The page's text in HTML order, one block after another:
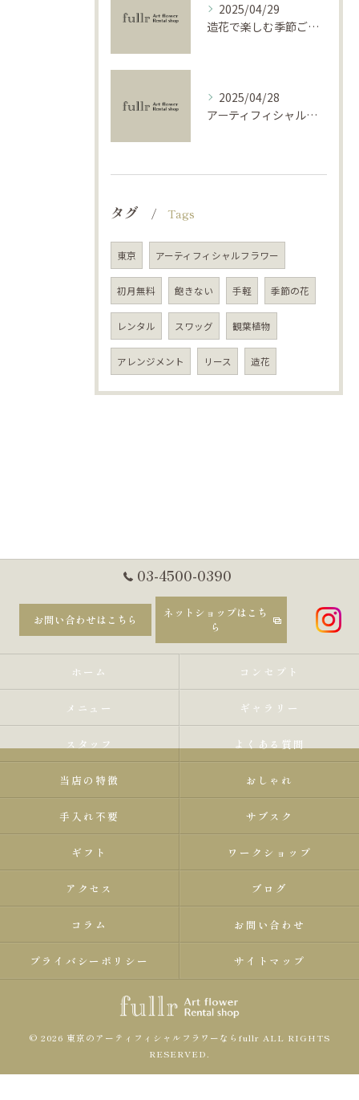
2025/04/29
造花で楽しむ季節ごとのインテリア
2025/04/28
アーティフィシャルフラワーで学ぶ基礎と活用法
タグ Tags
東京 アーティフィシャルフラワー
初月無料 飽きない 手軽 季節の花
レンタル スワッグ 観葉植物
アレンジメント リース 造花
03-4500-0390
お問い合わせはこちら
ネットショップはこち
ら
ホーム コンセプト
メニュー ギャラリー
スタッフ よくある質問
当店の特徴 おしゃれ
手入れ不要 サブスク
ギフト ワークショップ
アクセス ブログ
コラム お問い合わせ
プライバシーポリシー サイトマップ
© 2026 東京のアーティフィシャルフラワーならfullr ALL RIGHTS
RESERVED.